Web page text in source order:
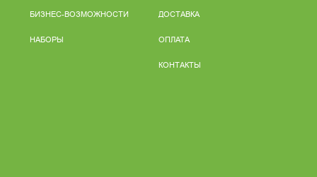
БИЗНЕС-ВОЗМОЖНОСТИ
НАБОРЫ
ДОСТАВКА
ОПЛАТА
КОНТАКТЫ